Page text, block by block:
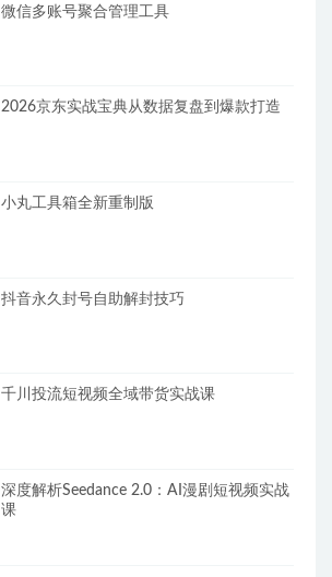
微信多账号聚合管理工具
2026京东实战宝典从数据复盘到爆款打造
小丸工具箱全新重制版
抖音永久封号自助解封技巧
千川投流短视频全域带货实战课
深度解析Seedance 2.0：AI漫剧短视频实战
课